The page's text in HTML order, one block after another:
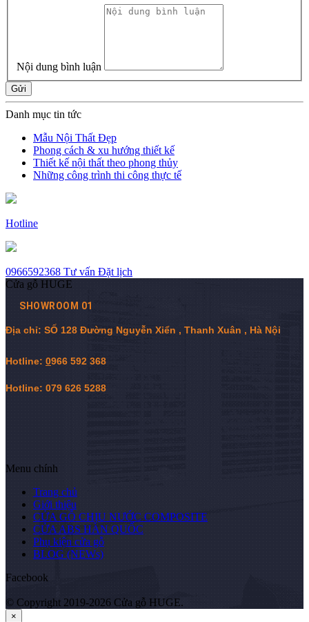
Nội dung bình luận
Gửi
Danh mục tin tức
Mẫu Nội Thất Đẹp
Phong cách & xu hướng thiết kế
Thiết kế nội thất theo phong thủy
Những công trình thi công thực tế
Hotline
0966592368 Tư vấn Đặt lịch
Cửa gỗ HUGE
SHOWROOM 01
Địa chỉ: SỐ 128 Đường Nguyễn Xiển , Thanh Xuân , Hà Nội
Hotline: 0966 592 368
Hotline: 079 626 5288
Menu chính
Trang chủ
Giới thiệu
CỬA GỖ CHỊU NƯỚC COMPOSITE
CỬA ABS HÀN QUỐC
Phụ kiện cửa gỗ
BLOG (NEWs)
Facebook
© Copyright 2019-2026 Cửa gỗ HUGE.
×